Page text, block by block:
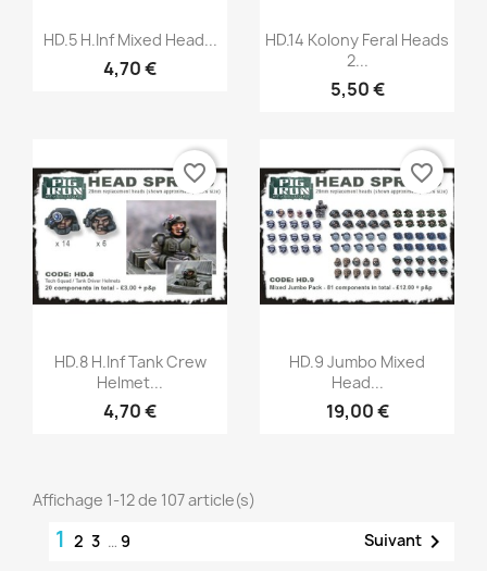
Aperçu rapide
HD.5 H.Inf Mixed Head...
4,70 €
 Aperçu rapide
HD.14 Kolony Feral Heads
2...
5,50 €
Aperçu rapide
HD.8 H.Inf Tank Crew
Helmet...
4,70 €
favorite_border
Aperçu rapide
HD.9 Jumbo Mixed
Head...
19,00 €
favorite_border
Affichage 1-12 de 107 article(s)
1 2 3 … 9 Suivant 